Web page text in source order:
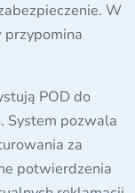
W
POD do
System pozwala
za
potwierdzenia